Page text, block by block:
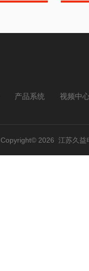
产品系统 视频中
Copyright© 2026 江苏久